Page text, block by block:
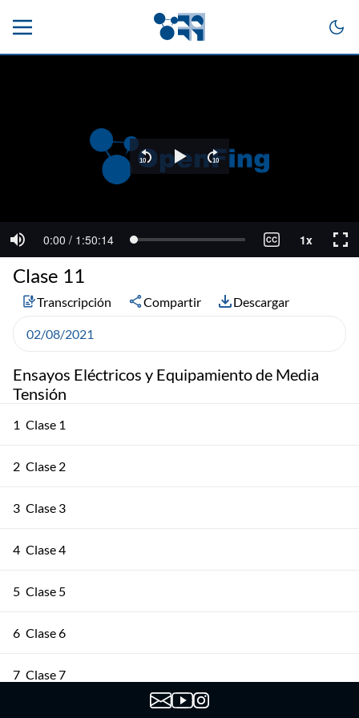
Ensayos Eléctricos y Equipamiento de Media
Tensión
1 Clase 1
2 Clase 2
3 Clase 3
4 Clase 4
5 Clase 5
6 Clase 6
7 Clase 7
Clase 11
Transcripción Compartir Descargar
02/08/2021